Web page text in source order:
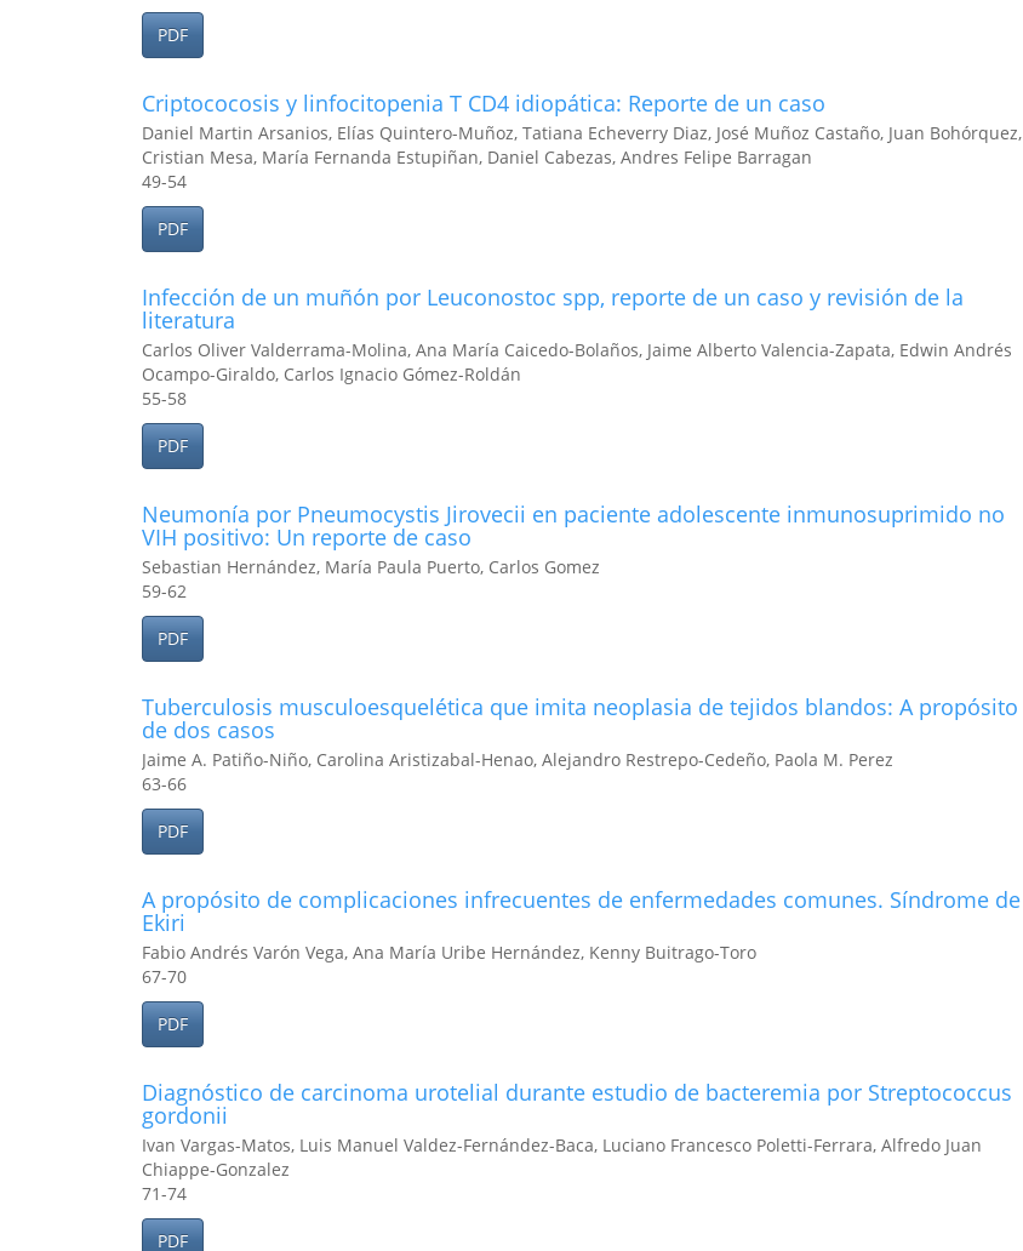
PDF
Criptococosis y linfocitopenia T CD4 idiopática: Reporte de un caso
Daniel Martin Arsanios, Elías Quintero-Muñoz, Tatiana Echeverry Diaz, José Muñoz Castaño, Juan Bohórquez,
Cristian Mesa, María Fernanda Estupiñan, Daniel Cabezas, Andres Felipe Barragan
49-54
PDF
Infección de un muñón por Leuconostoc spp, reporte de un caso y revisión de la
literatura
Carlos Oliver Valderrama-Molina, Ana María Caicedo-Bolaños, Jaime Alberto Valencia-Zapata, Edwin Andrés
Ocampo-Giraldo, Carlos Ignacio Gómez-Roldán
55-58
PDF
Neumonía por Pneumocystis Jirovecii en paciente adolescente inmunosuprimido no
VIH positivo: Un reporte de caso
Sebastian Hernández, María Paula Puerto, Carlos Gomez
59-62
PDF
Tuberculosis musculoesquelética que imita neoplasia de tejidos blandos: A propósito
de dos casos
Jaime A. Patiño-Niño, Carolina Aristizabal-Henao, Alejandro Restrepo-Cedeño, Paola M. Perez
63-66
PDF
A propósito de complicaciones infrecuentes de enfermedades comunes. Síndrome de
Ekiri
Fabio Andrés Varón Vega, Ana María Uribe Hernández, Kenny Buitrago-Toro
67-70
PDF
Diagnóstico de carcinoma urotelial durante estudio de bacteremia por Streptococcus
gordonii
Ivan Vargas-Matos, Luis Manuel Valdez-Fernández-Baca, Luciano Francesco Poletti-Ferrara, Alfredo Juan
Chiappe-Gonzalez
71-74
PDF